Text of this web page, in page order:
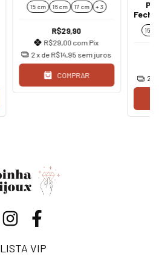
15 cm 16 cm 17 cm + 3
R$29,90
R$29,00 com Pix
2 x de R$14,95 sem juros
COMPRAR
15
2
LISTA VIP